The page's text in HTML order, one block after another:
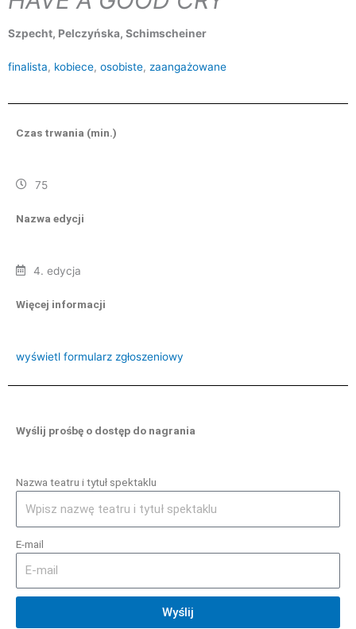
Szpecht, Pelczyńska, Schimscheiner
finalista, kobiece, osobiste, zaangażowane
Czas trwania (min.)
75
Nazwa edycji
4. edycja
Więcej informacji
wyświetl formularz zgłoszeniowy
Wyślij prośbę o dostęp do nagrania
Nazwa teatru i tytuł spektaklu
E-mail
Wyślij